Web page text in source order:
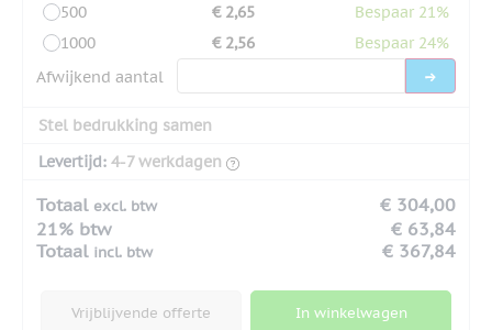
500
€ 2,65
Bespaar 21%
1000
€ 2,56
Bespaar 24%
Afwijkend aantal
Stel bedrukking samen
Levertijd: 4-7 werkdagen
Totaal excl. btw
€ 304,00
21% btw
€ 63,84
Totaal incl. btw € 367,84
Vrijblijvende offerte In winkelwagen